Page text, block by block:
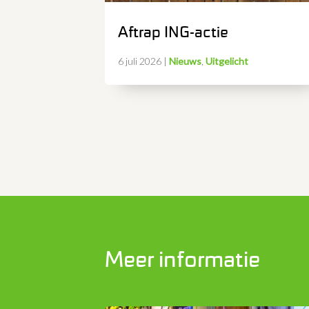
Aftrap ING-actie
6 juli 2026 | Nieuws Uitgelicht
Meer informatie